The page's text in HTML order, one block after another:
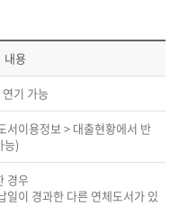
내용
기 가능
서이용정보 > 대출현황에서 반
능)
경우
일이 경과한 다른 연체도서가 있